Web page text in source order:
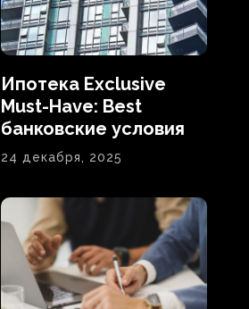
Ипотека Exclusive
Must-Have: Best
банковские условия
24 декабря, 2025